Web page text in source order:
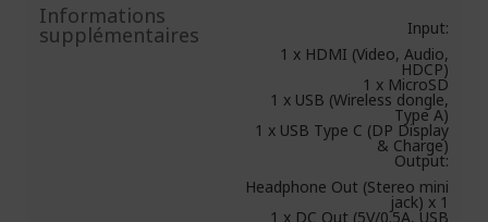
Informations
supplémentaires
Input:
1 x HDMI (Video, Audio,
HDCP)
1 x MicroSD
1 x USB (Wireless dongle,
Type A)
1 x USB Type C (DP Display
& Charge)
Output:
Headphone Out (Stereo mini
jack) x 1
1 x DC Out (5V/0.5A, USB